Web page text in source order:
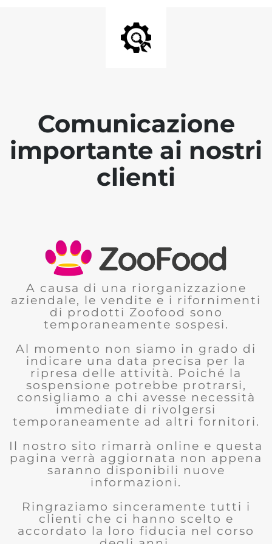
Comunicazione
importante ai nostri
clienti
A causa di una riorganizzazione
aziendale, le vendite e i rifornimenti
di prodotti Zoofood sono
temporaneamente sospesi.
Al momento non siamo in grado di
indicare una data precisa per la
ripresa delle attività. Poiché la
sospensione potrebbe protrarsi,
consigliamo a chi avesse necessità
immediate di rivolgersi
temporaneamente ad altri fornitori.
Il nostro sito rimarrà online e questa
pagina verrà aggiornata non appena
saranno disponibili nuove
informazioni.
Ringraziamo sinceramente tutti i
clienti che ci hanno scelto e
accordato la loro fiducia nel corso